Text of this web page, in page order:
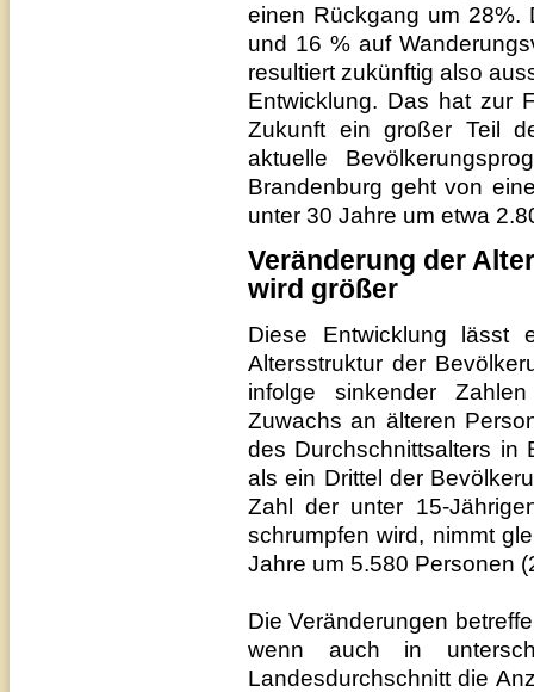
einen Rückgang um 28%.
und 16 % auf
resultiert zukünftig also
Entwicklung. Das hat zur
Zukunft ein großer Teil
aktuelle
Brandenburg geht von
unter 30 Jahre um etwa
Veränderung der
wird größer
Diese Entwicklung lässt
Altersstruktur der
infolge sinkender
Zuwachs an älteren
des Durchschnittsalters in
als ein Drittel der
Zahl der unter 15-
schrumpfen wird, nimmt
Jahre um 5.580 Personen
Die Veränderungen
wenn auch in
Landesdurchschnitt die